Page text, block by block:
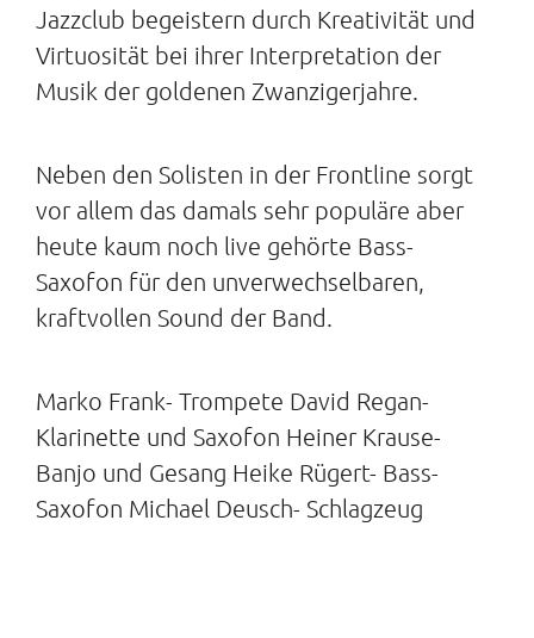
Jazzclub begeistern durch Kreativität und
Virtuosität bei ihrer Interpretation der
Musik der goldenen Zwanzigerjahre.
Neben den Solisten in der Frontline sorgt
vor allem das damals sehr populäre aber
heute kaum noch live gehörte Bass-
Saxofon für den unverwechselbaren,
kraftvollen Sound der Band.
Marko Frank- Trompete David Regan-
Klarinette und Saxofon Heiner Krause-
Banjo und Gesang Heike Rügert- Bass-
Saxofon Michael Deusch- Schlagzeug